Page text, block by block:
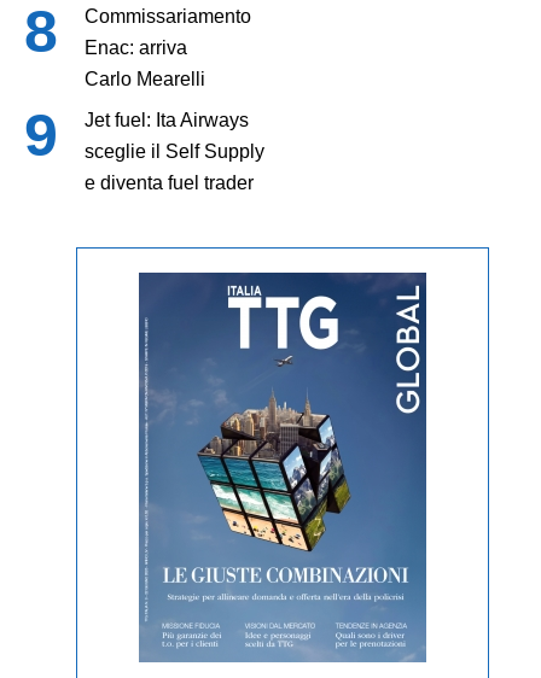
Commissariamento
Enac: arriva
Carlo Mearelli
Jet fuel: Ita Airways
sceglie il Self Supply
e diventa fuel trader